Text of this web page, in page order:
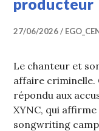
27/06/2026
Le chanteur et
affaire criminelle.
répondu aux
XYNC, qui
songwriting